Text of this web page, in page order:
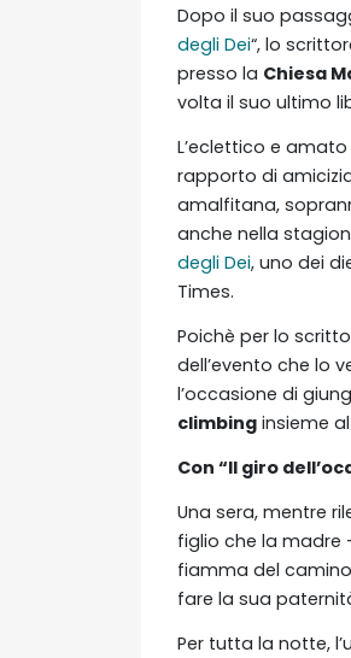
Dopo il suo
degli Dei“, lo
presso la Chiesa
volta il suo ultimo
L’eclettico e
rapporto di
amalfitana,
anche nella
degli Dei, uno dei
Times.
Poichè per lo
dell’evento che lo
l’occasione di
climbing insieme
Con “Il giro
Una sera, mentre
figlio che la madre
fiamma del
fare la sua
Per tutta la notte,